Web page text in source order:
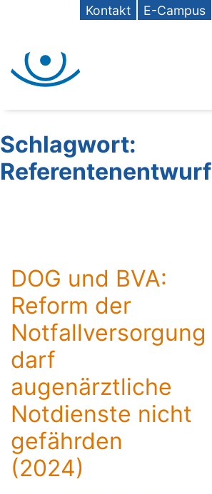
Kontakt E-Campus
Schlagwort:
Referentenentwurf
DOG und BVA:
Reform der
Notfallversorgung
darf
augenärztliche
Notdienste nicht
gefährden
(2024)